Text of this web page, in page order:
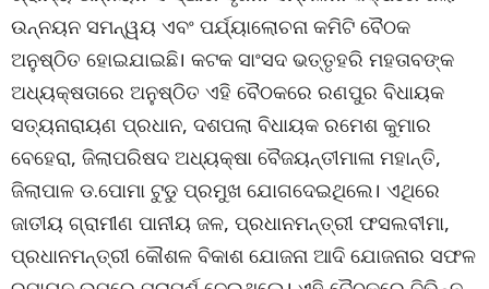
ଉନ୍ନୟନ ସମନ୍ୱୟ ଏବଂ ପର୍ଯ୍ୟାଲୋଚନା କମିଟି ବୈଠକ
ଅନୁଷ୍ଠିତ ହୋଇଯାଇଛି। କଟକ ସାଂସଦ ଭତ୍ତୃହରି ମହତାବଙ୍କ
ଅଧ୍ୟକ୍ଷତାରେ ଅନୁଷ୍ଠିତ ଏହି ବୈଠକରେ ରଣପୁର ବିଧାୟକ
ସତ୍ୟନାରାୟଣ ପ୍ରଧାନ, ଦଶପଲା ବିଧାୟକ ରମେଶ କୁମାର
ବେହେରା, ଜିଲାପରିଷଦ ଅଧ୍ୟକ୍ଷା ବୈଜୟନ୍ତୀମାଳା ମହାନ୍ତି,
ଜିଲାପାଳ ଡ.ପୋମା ଟୁଡୁ ପ୍ରମୁଖ ଯୋଗଦେଇଥିଲେ। ଏଥିରେ
ଜାତୀୟ ଗ୍ରାମୀଣ ପାନୀୟ ଜଳ, ପ୍ରଧାନମନ୍ତ୍ରୀ ଫସଲବୀମା,
ପ୍ରଧାନମନ୍ତ୍ରୀ କୌଶଳ ବିକାଶ ଯୋଜନା ଆଦି ଯୋଜନାର ସଫଳ